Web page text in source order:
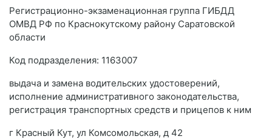
Регистрационно-экзаменационная группа ГИБДД
ОМВД РФ по Краснокутскому району Саратовской
области
Код подразделения: 1163007
выдача и замена водительских удостоверений,
исполнение административного законодательства,
регистрация транспортных средств и прицепов к ним
г Красный Кут, ул Комсомольская, д 42